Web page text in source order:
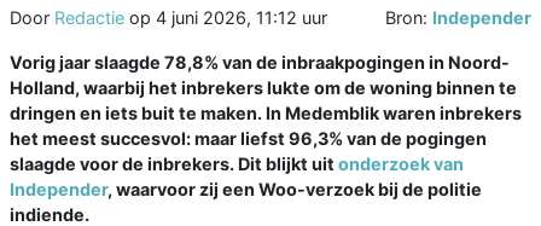
Door Redactie op 4 juni 2026, 11:12 uur Bron: Independer
Vorig jaar slaagde 78,8% van de inbraakpogingen in Noord-
Holland, waarbij het inbrekers lukte om de woning binnen te
dringen en iets buit te maken. In Medemblik waren inbrekers
het meest succesvol: maar liefst 96,3% van de pogingen
slaagde voor de inbrekers. Dit blijkt uit onderzoek van
Independer, waarvoor zij een Woo-verzoek bij de politie
indiende.